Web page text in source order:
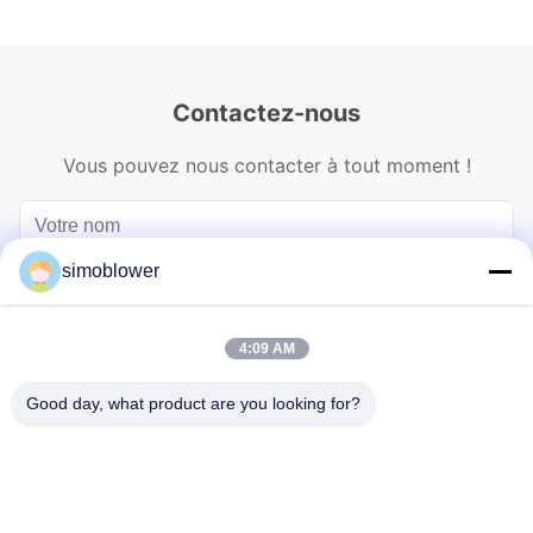
Contactez-nous
Vous pouvez nous contacter à tout moment !
simoblower
4:09 AM
Good day, what product are you looking for?